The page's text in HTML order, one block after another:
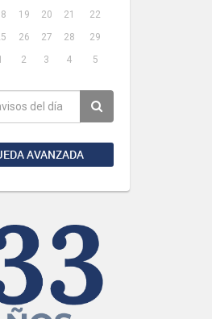
19 20 21
22
26 27 28
29
2 3 4 5
AVANZADA